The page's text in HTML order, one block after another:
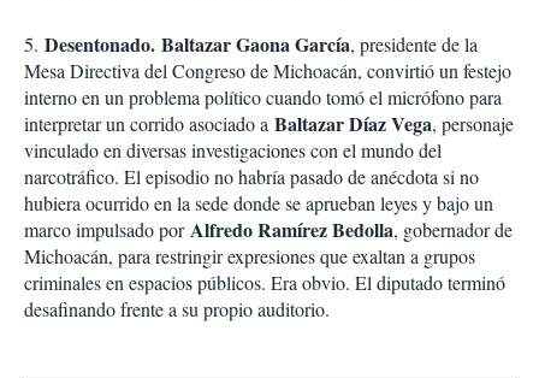
5. Desentonado. Baltazar Gaona García, presidente de la
Mesa Directiva del Congreso de Michoacán, convirtió un festejo
interno en un problema político cuando tomó el micrófono para
interpretar un corrido asociado a Baltazar Díaz Vega, personaje
vinculado en diversas investigaciones con el mundo del
narcotráfico. El episodio no habría pasado de anécdota si no
hubiera ocurrido en la sede donde se aprueban leyes y bajo un
marco impulsado porAlfredo Ramírez Bedolla, gobernador de
Michoacán, para restringir expresiones que exaltan a grupos
criminales en espacios públicos. Era obvio. El diputado terminó
desafinando frente a su propio auditorio.